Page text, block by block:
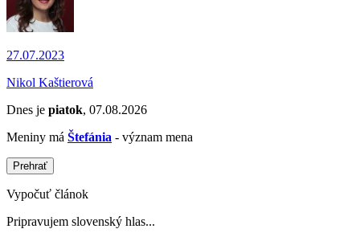
27.07.2023
Nikol Kaštierová
Dnes je piatok, 07.08.2026
Meniny má Štefánia - význam mena
Prehrať
Vypočuť článok
Pripravujem slovenský hlas...